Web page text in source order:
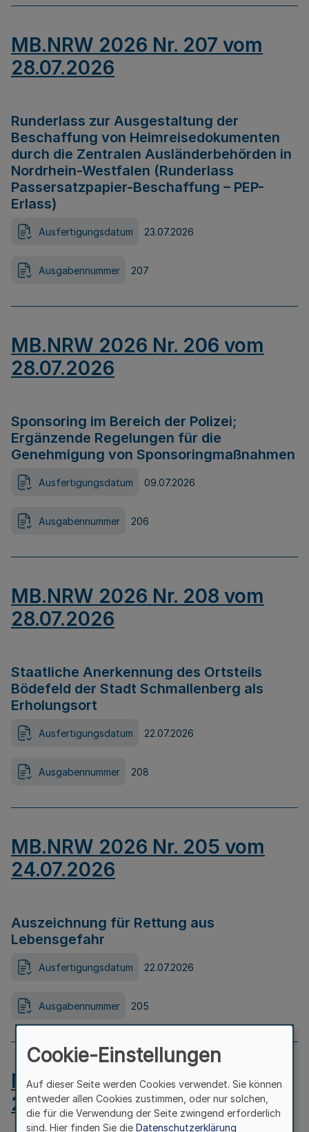
MB.NRW 2026 Nr. 207 vom
28.07.2026
Runderlass zur Ausgestaltung der
Beschaffung von Heimreisedokumenten
durch die Zentralen Ausländerbehörden in
Nordrhein-Westfalen (Runderlass
Passersatzpapier-Beschaffung – PEP-
Erlass)
Ausfertigungsdatum 23.07.2026
Ausgabennummer 207
MB.NRW 2026 Nr. 206 vom
28.07.2026
Sponsoring im Bereich der Polizei;
Ergänzende Regelungen für die
Genehmigung von Sponsoringmaßnahmen
Ausfertigungsdatum 09.07.2026
Ausgabennummer 206
MB.NRW 2026 Nr. 208 vom
28.07.2026
Staatliche Anerkennung des Ortsteils
Bödefeld der Stadt Schmallenberg als
Erholungsort
Ausfertigungsdatum 22.07.2026
Ausgabennummer 208
MB.NRW 2026 Nr. 205 vom
24.07.2026
Auszeichnung für Rettung aus
Lebensgefahr
Ausfertigungsdatum 22.07.2026
Ausgabennummer 205
MB.NRW 2026 Nr. 204 vom
24.07.2026
Cookie-Einstellungen
Auf dieser Seite werden Cookies verwendet. Sie können
entweder allen Cookies zustimmen, oder nur solchen,
die für die Verwendung der Seite zwingend erforderlich
sind. Hier finden Sie die Datenschutzerklärung